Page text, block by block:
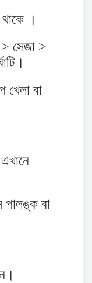
।
সেজা >
খেলা বা
পালঙ্ক বা